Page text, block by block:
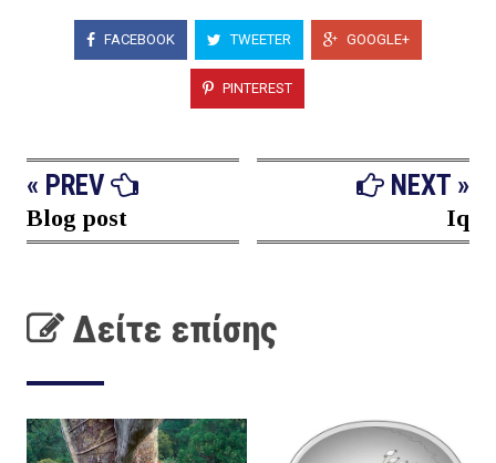
FACEBOOK TWEETER GOOGLE+
PINTEREST
« PREV
Blog post
NEXT »
Iq
Δείτε επίσης